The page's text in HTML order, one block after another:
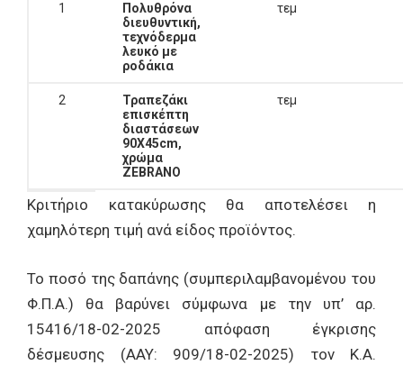
1
Πολυθρόνα
διευθυντική,
τεχνόδερμα
λευκό με
ροδάκια
τεμ
2
Τραπεζάκι
επισκέπτη
διαστάσεων
90Χ45cm,
χρώμα
ZEBRANO
τεμ
Κριτήριο κατακύρωσης θα αποτελέσει η
χαμηλότερη τιμή ανά είδος προϊόντος.
Το ποσό της δαπάνης (συμπεριλαμβανομένου του
Φ.Π.Α.) θα βαρύνει σύμφωνα με την υπ’ αρ.
15416/18-02-2025 απόφαση έγκρισης
δέσμευσης (ΑΑΥ: 909/18-02-2025) τον Κ.Α.